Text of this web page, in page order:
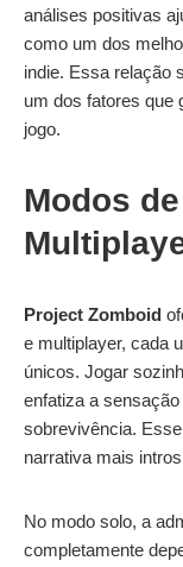
análises positivas
como um dos
indie. Essa relação
um dos fatores que
jogo.
Modos
Project Zomboid
e multiplayer, cada
únicos. Jogar
enfatiza a
sobrevivência.
narrativa mais
No modo solo, a
completamente